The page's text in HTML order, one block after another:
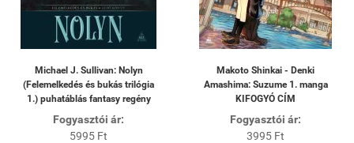
Michael J. Sullivan: Nolyn
(Felemelkedés és bukás trilógia
1.) puhatáblás fantasy regény
Fogyasztói ár:
5995 Ft
Makoto Shinkai - Denki
Amashima: Suzume 1. manga
KIFOGYÓ CÍM
Fogyasztói ár:
3995 Ft